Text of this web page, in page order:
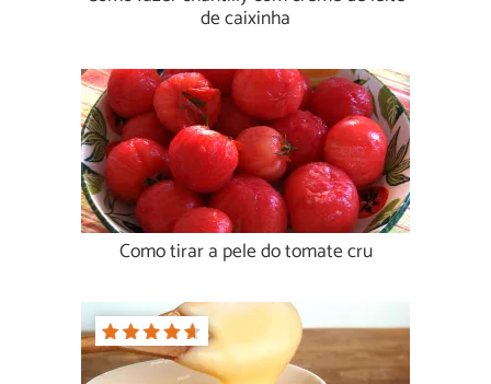
de caixinha
Como tirar a pele do tomate cru